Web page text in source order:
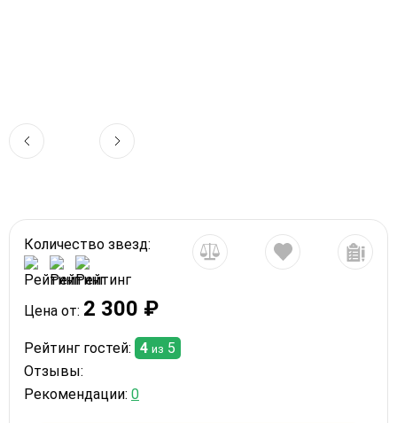
Количество звезд:
Цена от: 2 300 ₽
Рейтинг гостей: 4 из 5
Отзывы:
Рекомендации: 0